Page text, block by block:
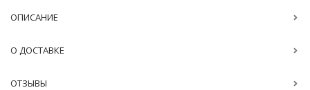
ОПИСАНИЕ
О ДОСТАВКЕ
ОТЗЫВЫ